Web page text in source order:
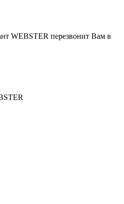
WEBSTER перезвонит Вам в